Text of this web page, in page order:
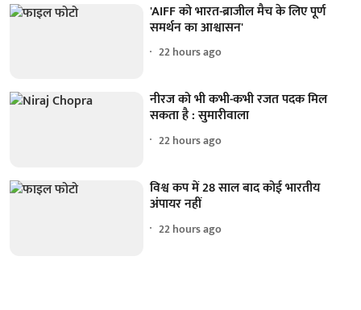
'AIFF को भारत-ब्राजील मैच के लिए पूर्ण
समर्थन का आश्वासन'
22 hours ago
नीरज को भी कभी-कभी रजत पदक मिल
सकता है : सुमारीवाला
22 hours ago
विश्व कप में 28 साल बाद कोई भारतीय
अंपायर नहीं
22 hours ago